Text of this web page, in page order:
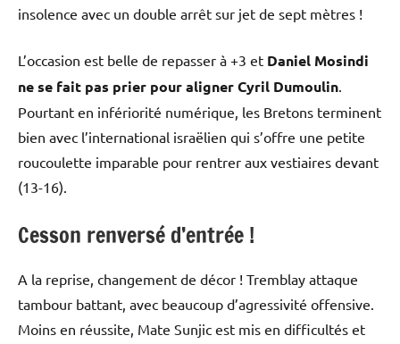
insolence avec un double arrêt sur jet de sept mètres !
L’occasion est belle de repasser à +3 et Daniel Mosindi
ne se fait pas prier pour aligner Cyril Dumoulin.
Pourtant en infériorité numérique, les Bretons terminent
bien avec l’international israëlien qui s’offre une petite
roucoulette imparable pour rentrer aux vestiaires devant
(13-16).
Cesson renversé d’entrée !
A la reprise, changement de décor ! Tremblay attaque
tambour battant, avec beaucoup d’agressivité offensive.
Moins en réussite, Mate Sunjic est mis en difficultés et